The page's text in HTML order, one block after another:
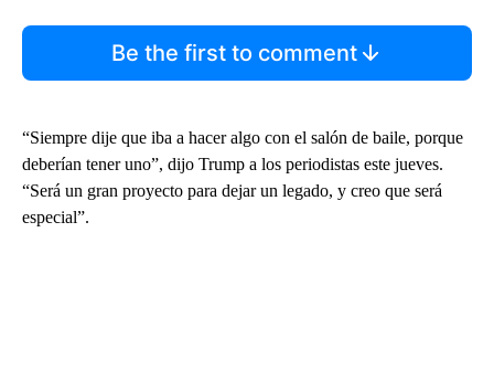
Be the first to comment
“Siempre dije que iba a hacer algo con el salón de baile, porque
deberían tener uno”, dijo Trump a los periodistas este jueves.
“Será un gran proyecto para dejar un legado, y creo que será
especial”.